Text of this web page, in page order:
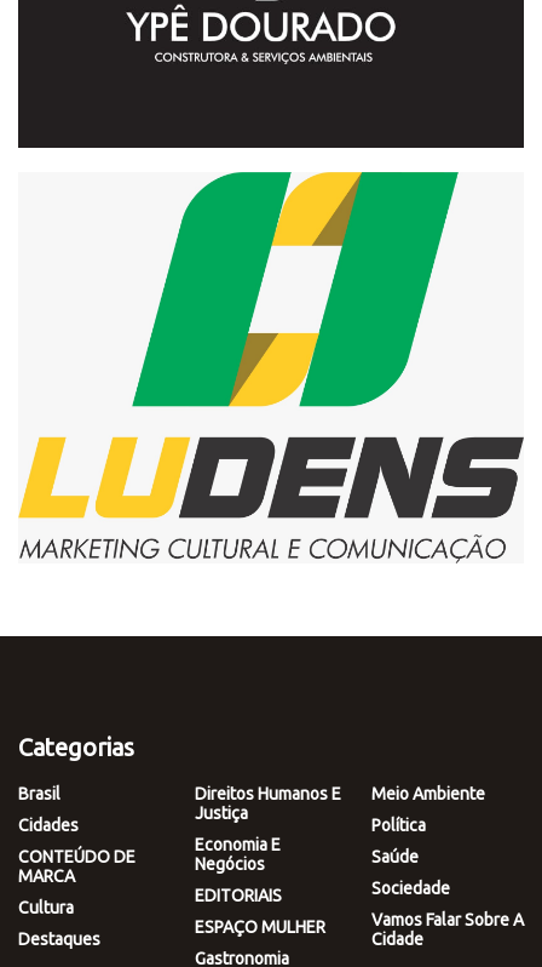
Categorias
Brasil
Cidades
CONTEÚDO DE
MARCA
Cultura
Destaques
Direitos Humanos E
Justiça
Economia E
Negócios
EDITORIAIS
ESPAÇO MULHER
Gastronomia
Meio Ambiente
Política
Saúde
Sociedade
Vamos Falar Sobre A
Cidade